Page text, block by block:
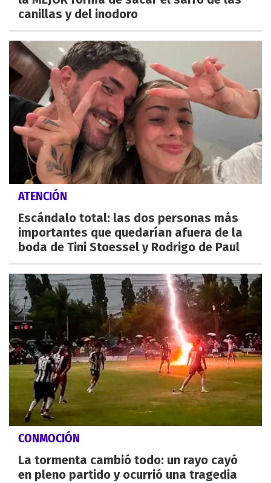
canillas y del inodoro
ATENCIÓN
Escándalo total: las dos personas más
importantes que quedarían afuera de la
boda de Tini Stoessel y Rodrigo de Paul
CONMOCIÓN
La tormenta cambió todo: un rayo cayó
en pleno partido y ocurrió una tragedia